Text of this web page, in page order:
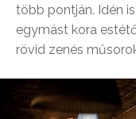
több pontján. Idén
egymást kora
rövid zenés